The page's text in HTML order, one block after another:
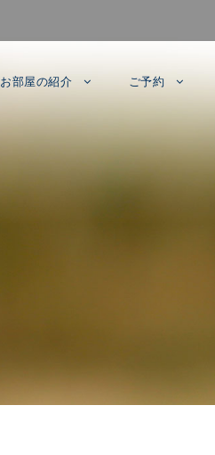
お部屋の紹介 ご予約